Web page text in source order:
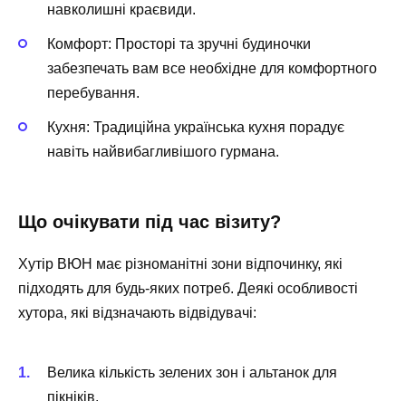
навколишні краєвиди.
Комфорт: Просторі та зручні будиночки
забезпечать вам все необхідне для комфортного
перебування.
Кухня: Традиційна українська кухня порадує
навіть найвибагливішого гурмана.
Що очікувати під час візиту?
Хутір ВЮН має різноманітні зони відпочинку, які
підходять для будь-яких потреб. Деякі особливості
хутора, які відзначають відвідувачі:
Велика кількість зелених зон і альтанок для
пікніків.